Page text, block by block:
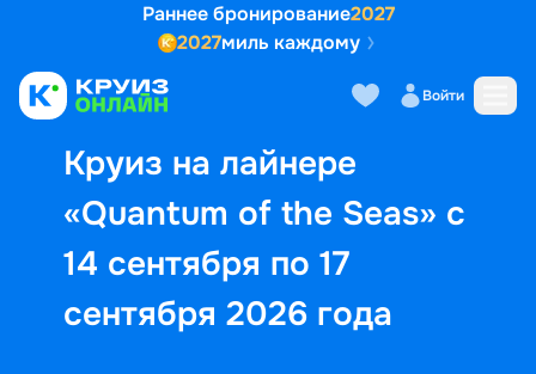
Раннее бронирование2027
2027миль каждому
Войти
Круиз на лайнере
«Quantum of the Seas» с
14 сентября по 17
сентября 2026 года
Выбор кают Маршрут и